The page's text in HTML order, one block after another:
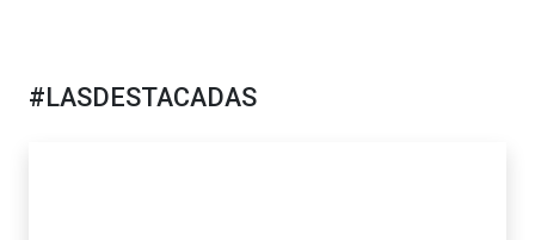
#LASDESTACADAS